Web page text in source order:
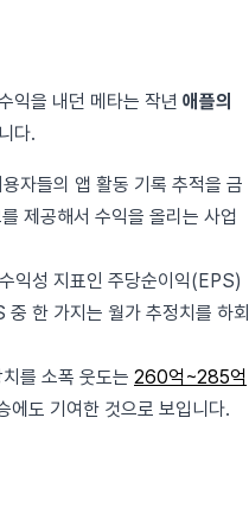
익을 내던 메타는 작년 애플의
다.
자들의 앱 활동 기록 추적을 금
제공해서 수익을 올리는 사업
익성 지표인 주당순이익(EPS)
한 가지는 월가 추정치를 하회
를 소폭 웃도는 260억~285억
에도 기여한 것으로 보입니다.